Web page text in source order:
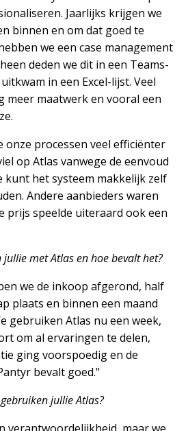
Jaarlijks krijgen we
binnen en om dat goed te
we een case management
deden we dit in een Teams-
in een Excel-lijst. Veel
meer maatwerk en vooral een
onze processen veel efficiënter
op Atlas vanwege de eenvoud
kunt het systeem makkelijk zelf
Andere aanbieders waren
prijs speelde uiteraard ook een
met Atlas en hoe bevalt het?
we de inkoop afgerond, half
plaats en binnen een maand
gebruiken Atlas nu een week,
om al ervaringen te delen,
ging voorspoedig en de
bevalt goed."
jullie Atlas?